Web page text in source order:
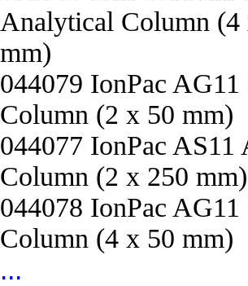
Analytical Column (4
mm)
044079 IonPac AG11
Column (2 x 50 mm)
044077 IonPac AS11
Column (2 x 250 mm)
044078 IonPac AG11
Column (4 x 50 mm)
...